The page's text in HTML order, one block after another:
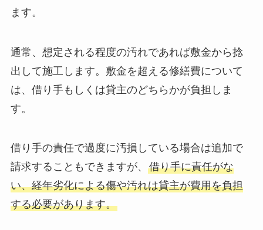
ます。
通常、想定される程度の汚れであれば敷金から捻
出して施工します。敷金を超える修繕費について
は、借り手もしくは貸主のどちらかが負担しま
す。
借り手の責任で過度に汚損している場合は追加で
請求することもできますが、 借り手に責任がな
い、経年劣化による傷や汚れは貸主が費用を負担
する必要があります。